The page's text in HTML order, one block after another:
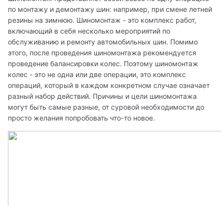
по монтажу и демонтажу шин: например, при смене летней
резины на зимнюю. Шиномонтаж - это комплекс работ,
включающий в себя несколько мероприятий по
обслуживанию и ремонту автомобильных шин. Помимо
этого, после проведения шиномонтажа рекомендуется
проведение балансировки колес. Поэтому шиномонтаж
колес - это не одна или две операции, это комплекс
операций, который в каждом конкретном случае означает
разный набор действий. Причины и цели шиномонтажа
могут быть самые разные, от суровой необходимости до
просто желания попробовать что-то новое.